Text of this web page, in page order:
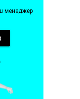
менеджер